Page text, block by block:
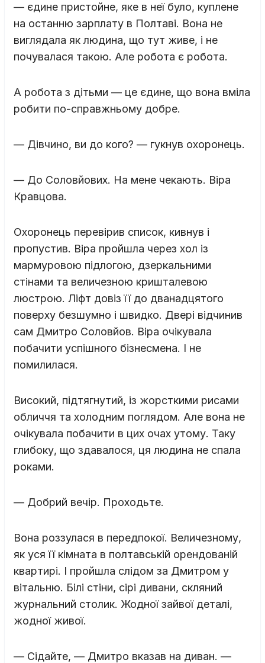
— єдине пристойне, яке в неї було, куплене
на останню зарплату в Полтаві. Вона не
виглядала як людина, що тут живе, і не
почувалася такою. Але робота є робота.
А робота з дітьми — це єдине, що вона вміла
робити по-справжньому добре.
— Дівчино, ви до кого? — гукнув охоронець.
— До Соловйових. На мене чекають. Віра
Кравцова.
Охоронець перевірив список, кивнув і
пропустив. Віра пройшла через хол із
мармуровою підлогою, дзеркальними
стінами та величезною кришталевою
люстрою. Ліфт довіз її до дванадцятого
поверху безшумно і швидко. Двері відчинив
сам Дмитро Соловйов. Віра очікувала
побачити успішного бізнесмена. І не
помилилася.
Високий, підтягнутий, із жорсткими рисами
обличчя та холодним поглядом. Але вона не
очікувала побачити в цих очах утому. Таку
глибоку, що здавалося, ця людина не спала
роками.
— Добрий вечір. Проходьте.
Вона роззулася в передпокої. Величезному,
як уся її кімната в полтавській орендованій
квартирі. І пройшла слідом за Дмитром у
вітальню. Білі стіни, сірі дивани, скляний
журнальний столик. Жодної зайвої деталі,
жодної живої.
— Сідайте, — Дмитро вказав на диван. —